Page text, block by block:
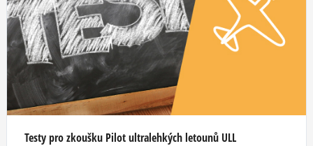
Testy pro zkoušku Pilot ultralehkých letounů ULL